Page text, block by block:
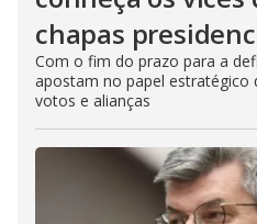
chapas
Com o fim do prazo para a
apostam no papel estratégico
votos e alianças